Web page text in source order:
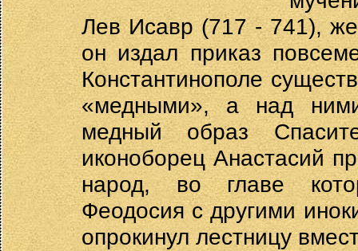
Лев Исавр (717 - 741),
он издал приказ
Константинополе
«медными», а над
медный образ
иконоборец Анастасий
народ, во главе
Феодосия с другими
опрокинул лестницу